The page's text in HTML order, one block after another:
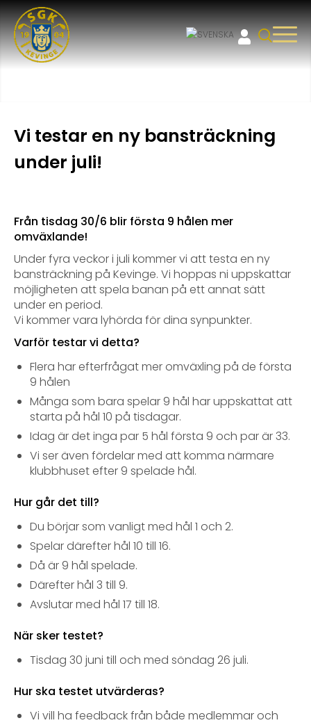
Vi testar en ny bansträckning
under juli!
Från tisdag 30/6 blir första 9 hålen mer
omväxlande!
Under fyra veckor i juli kommer vi att testa en ny
bansträckning på Kevinge. Vi hoppas ni uppskattar
möjligheten att spela banan på ett annat sätt
under en period.
Vi kommer vara lyhörda för dina synpunkter.
Varför testar vi detta?
Flera har efterfrågat mer omväxling på de första
9 hålen
Många som bara spelar 9 hål har uppskattat att
starta på hål 10 på tisdagar.
Idag är det inga par 5 hål första 9 och par är 33.
Vi ser även fördelar med att komma närmare
klubbhuset efter 9 spelade hål.
Hur går det till?
Du börjar som vanligt med hål 1 och 2.
Spelar därefter hål 10 till 16.
Då är 9 hål spelade.
Därefter hål 3 till 9.
Avslutar med hål 17 till 18.
När sker testet?
Tisdag 30 juni till och med söndag 26 juli.
Hur ska testet utvärderas?
Vi vill ha feedback från både medlemmar och